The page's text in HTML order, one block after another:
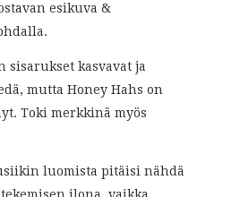
esikuva &
sisarukset kasvavat ja
mutta Honey Hahs on
Toki merkkinä myös
luomista pitäisi nähdä